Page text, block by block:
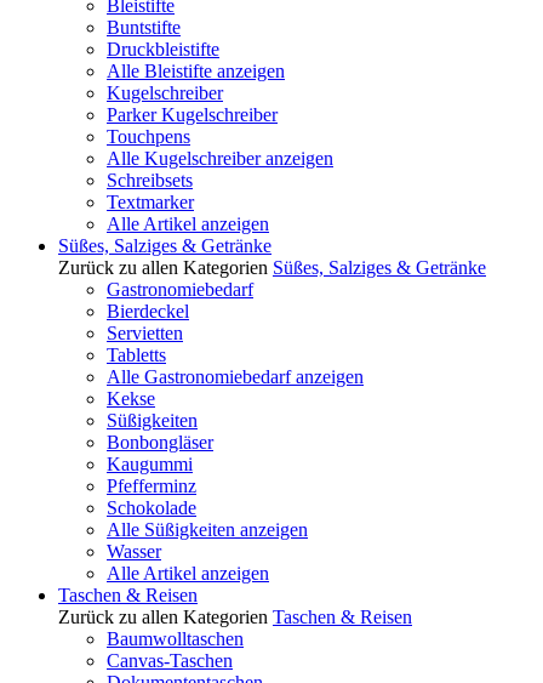
Bleistifte
Buntstifte
Druckbleistifte
Alle Bleistifte anzeigen
Kugelschreiber
Parker Kugelschreiber
Touchpens
Alle Kugelschreiber anzeigen
Schreibsets
Textmarker
Alle Artikel anzeigen
Süßes, Salziges & Getränke
Zurück zu allen Kategorien Süßes, Salziges & Getränke
Gastronomiebedarf
Bierdeckel
Servietten
Tabletts
Alle Gastronomiebedarf anzeigen
Kekse
Süßigkeiten
Bonbongläser
Kaugummi
Pfefferminz
Schokolade
Alle Süßigkeiten anzeigen
Wasser
Alle Artikel anzeigen
Taschen & Reisen
Zurück zu allen Kategorien Taschen & Reisen
Baumwolltaschen
Canvas-Taschen